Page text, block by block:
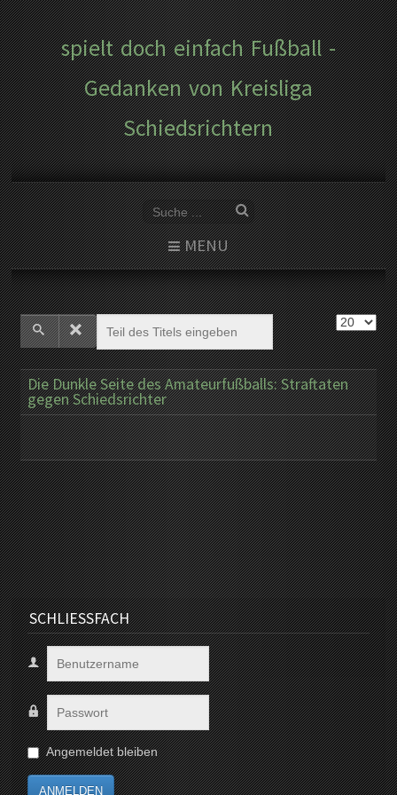
spielt doch einfach Fußball -
Gedanken von Kreisliga
Schiedsrichtern
MENU
Die Dunkle Seite des Amateurfußballs: Straftaten
gegen Schiedsrichter
SCHLIESSFACH
Angemeldet bleiben
ANMELDEN